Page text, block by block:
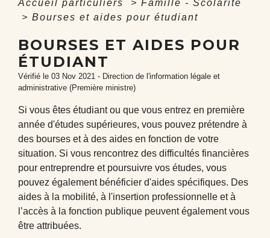
Accueil particuliers > Famille - Scolarité
> Bourses et aides pour étudiant
BOURSES ET AIDES POUR
ÉTUDIANT
Vérifié le 03 Nov 2021 - Direction de l'information légale et
administrative (Première ministre)
Si vous êtes étudiant ou que vous entrez en première
année d'études supérieures, vous pouvez prétendre à
des bourses et à des aides en fonction de votre
situation. Si vous rencontrez des difficultés financières
pour entreprendre et poursuivre vos études, vous
pouvez également bénéficier d'aides spécifiques. Des
aides à la mobilité, à l'insertion professionnelle et à
l’accès à la fonction publique peuvent également vous
être attribuées.